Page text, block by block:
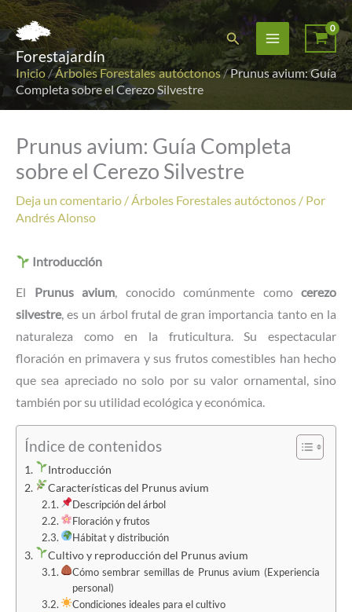
Ir
al
contenido
Forestajardín
Buscar
Inicio /Árboles Forestales autóctonos/Prunus avium: Guía
Completa sobre el Cerezo Silvestre
Prunus avium: Guía Completa
sobre el Cerezo Silvestre
Deja un comentario /Árboles Forestales autóctonos / Por
Andrés Alonso
Introducción
El Prunus avium, conocido comúnmente como cerezo
silvestre, es un árbol frutal de gran importancia tanto en la
naturaleza como en la fruticultura. Su espectacular
floración en primavera y sus frutos comestibles han hecho
que sea apreciado no solo por su valor ornamental, sino
también por su utilidad ecológica y económica.
Índice de contenidos
Introducción
Características del Prunus avium
Descripción del árbol
Floración y frutos
Hábitat y distribución
Cultivo y reproducción del Prunus avium
Cómo sembrar semillas de Prunus avium (Experiencia
personal)
Condiciones ideales para el cultivo